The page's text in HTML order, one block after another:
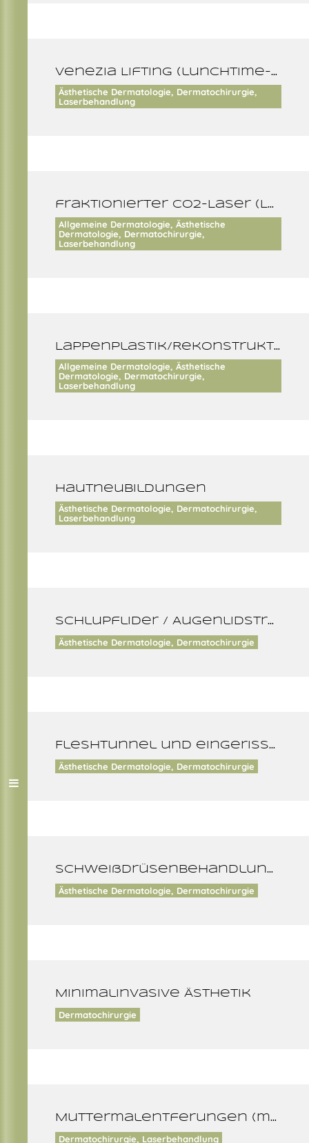
Venezia Lifting (lunchtime-lift der Augenlider) und Laserlift der Augenlider
Ästhetische Dermatologie, Dermatochirurgie,
Laserbehandlung
fraktionierter CO2-Laser (Laser Skin Resurfacing)
Allgemeine Dermatologie, Ästhetische
Dermatologie, Dermatochirurgie,
Laserbehandlung
Lappenplastik/Rekonstruktionen
Allgemeine Dermatologie, Ästhetische
Dermatologie, Dermatochirurgie,
Laserbehandlung
Hautneubildungen
Ästhetische Dermatologie, Dermatochirurgie,
Laserbehandlung
Schlupflider / Augenlidstraffung
Ästhetische Dermatologie, Dermatochirurgie
Fleshtunnel und eingerissene Ohrläppchen rekonstruieren
Ästhetische Dermatologie, Dermatochirurgie
Schweißdrüsenbehandlung (Hyperhidrose)
Ästhetische Dermatologie, Dermatochirurgie
Minimalinvasive Ästhetik
Dermatochirurgie
Muttermalentferungen (medizinisch/ästhetisch)
Dermatochirurgie, Laserbehandlung